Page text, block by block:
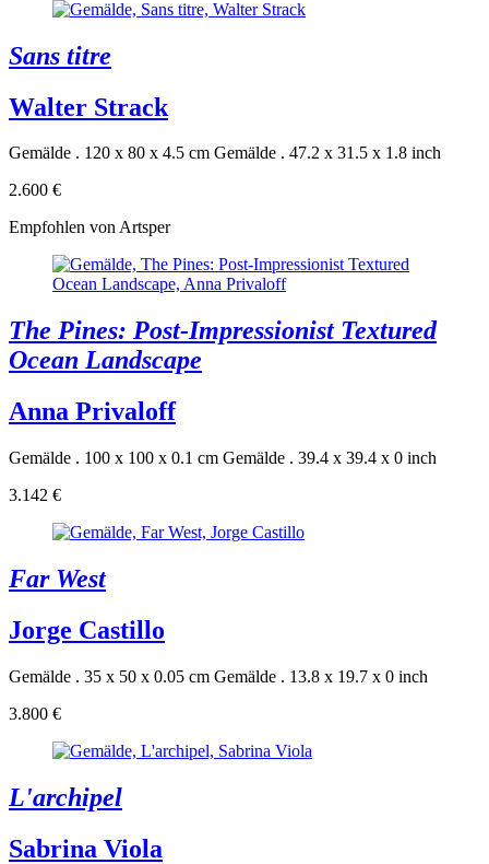
Sans titre
Walter Strack
Gemälde . 120 x 80 x 4.5 cm Gemälde . 47.2 x 31.5 x 1.8 inch
2.600 €
Empfohlen von Artsper
The Pines: Post-Impressionist Textured
Ocean Landscape
Anna Privaloff
Gemälde . 100 x 100 x 0.1 cm Gemälde . 39.4 x 39.4 x 0 inch
3.142 €
Far West
Jorge Castillo
Gemälde . 35 x 50 x 0.05 cm Gemälde . 13.8 x 19.7 x 0 inch
3.800 €
L'archipel
Sabrina Viola